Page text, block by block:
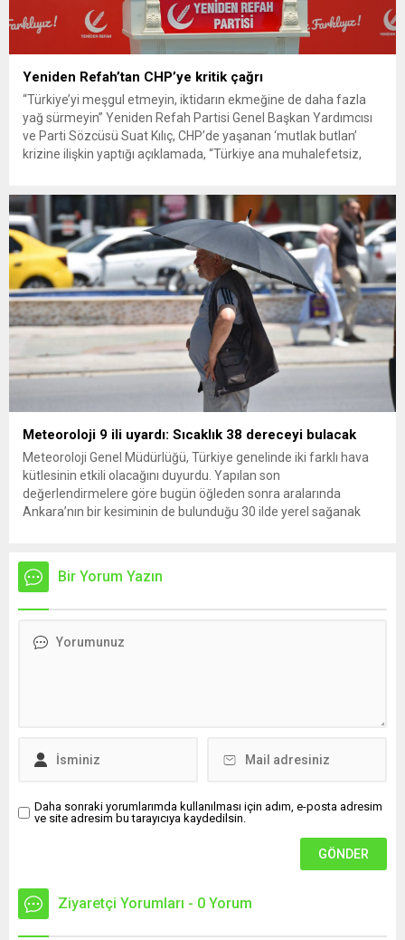
Yeniden Refah’tan CHP’ye kritik çağrı
“Türkiye’yi meşgul etmeyin, iktidarın ekmeğine de daha fazla
yağ sürmeyin” Yeniden Refah Partisi Genel Başkan Yardımcısı
ve Parti Sözcüsü Suat Kılıç, CHP’de yaşanan ‘mutlak butlan’
krizine ilişkin yaptığı açıklamada, “Türkiye ana muhalefetsiz,
olun. Türkiye’yi...
Meteoroloji 9 ili uyardı: Sıcaklık 38 dereceyi bulacak
Meteoroloji Genel Müdürlüğü, Türkiye genelinde iki farklı hava
kütlesinin etkili olacağını duyurdu. Yapılan son
değerlendirmelere göre bugün öğleden sonra aralarında
Ankara’nın bir kesiminin de bulunduğu 30 ilde yerel sağanak
üzerine çıkarak yaz değerlerine ulaşacak. Ayrıca...
Bir Yorum Yazın
Daha sonraki yorumlarımda kullanılması için adım, e-posta adresim
ve site adresim bu tarayıcıya kaydedilsin.
Ziyaretçi Yorumları - 0 Yorum